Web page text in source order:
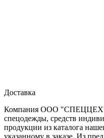
Доставка
Компания ООО "СПЕЦЦЕХ"
спецодежды, средств
продукции из каталога
указанному в заказе. Из